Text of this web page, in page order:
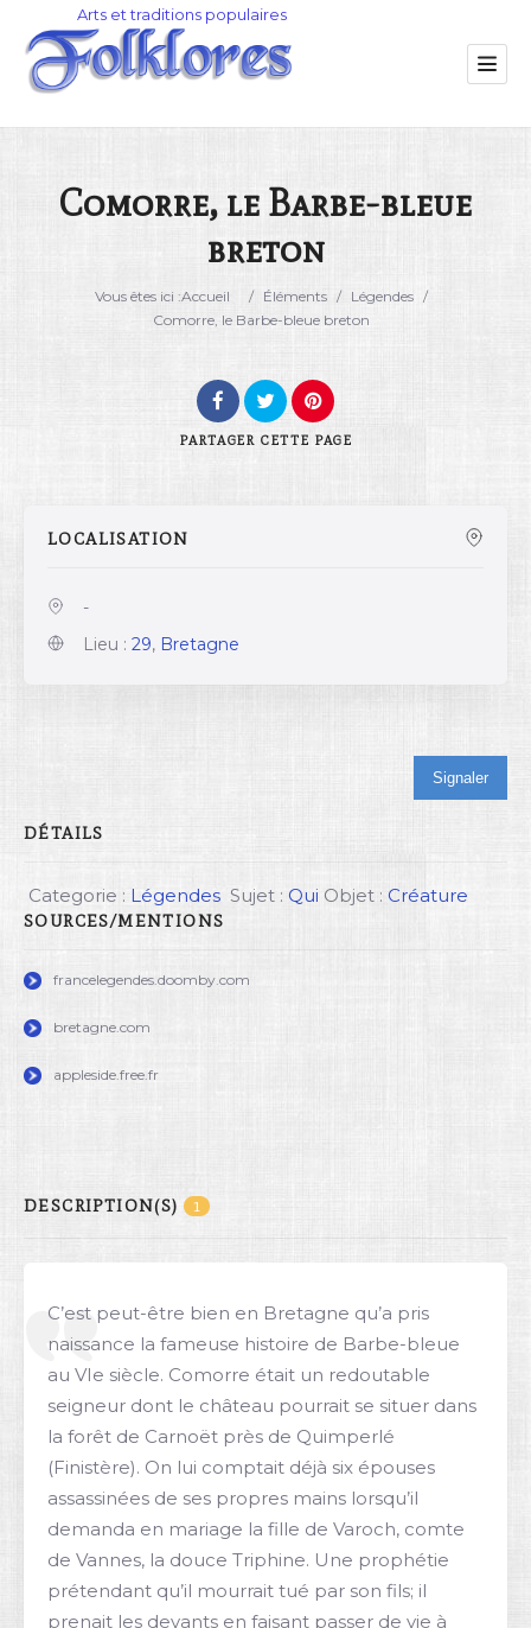
Comorre, le Barbe-bleue
breton
Vous êtes ici :Accueil / Éléments / Légendes /
Comorre, le Barbe-bleue breton
PARTAGER CETTE PAGE
LOCALISATION
-
Lieu : 29, Bretagne
Signaler
DÉTAILS
Categorie : Légendes Sujet : Qui Objet : Créature
SOURCES/MENTIONS
francelegendes.doomby.com
bretagne.com
appleside.free.fr
DESCRIPTION(S) 1
C’est peut-être bien en Bretagne qu’a pris
naissance la fameuse histoire de Barbe-bleue
au VIe siècle. Comorre était un redoutable
seigneur dont le château pourrait se situer dans
la forêt de Carnoët près de Quimperlé
(Finistère). On lui comptait déjà six épouses
assassinées de ses propres mains lorsqu’il
demanda en mariage la fille de Varoch, comte
de Vannes, la douce Triphine. Une prophétie
prétendant qu’il mourrait tué par son fils; il
prenait les devants en faisant passer de vie à